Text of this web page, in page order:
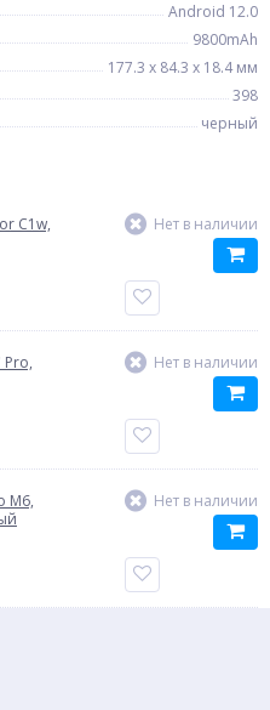
Android 12.0
9800mAh
177.3 x 84.3 x 18.4 мм
398
черный
C1w,
Нет в наличии
Pro,
Нет в наличии
M6,
Нет в наличии